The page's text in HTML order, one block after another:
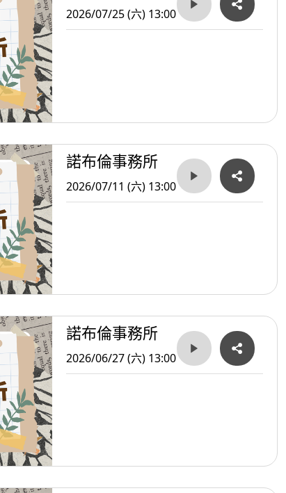
2026/07/25 (六) 13:00
諾布倫事務所
2026/07/11 (六) 13:00
諾布倫事務所
2026/06/27 (六) 13:00